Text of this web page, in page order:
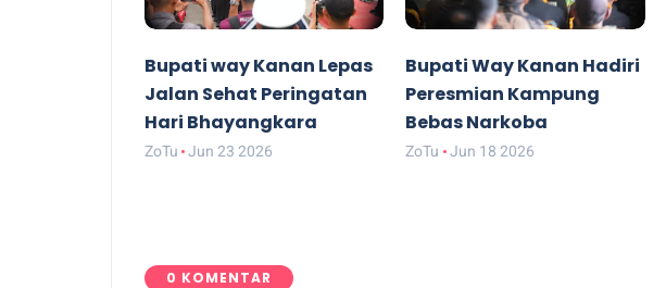
Bupati way Kanan Lepas
Jalan Sehat Peringatan
Hari Bhayangkara
ZoTu Jun 23 2026
Bupati Way Kanan Hadiri
Peresmian Kampung
Bebas Narkoba
ZoTu Jun 18 2026
0 KOMENTAR